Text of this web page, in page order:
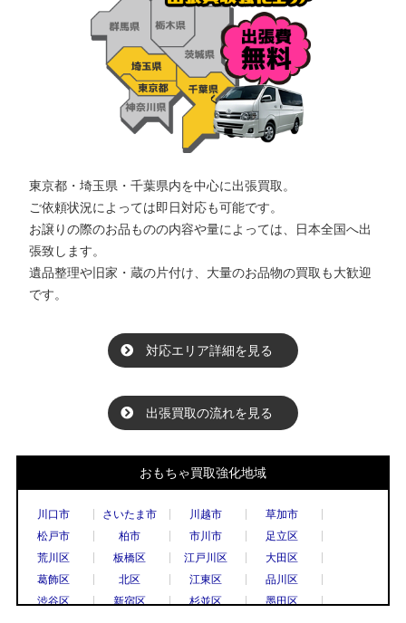
東京都・埼玉県・千葉県内を中心に出張買取。
ご依頼状況によっては即日対応も可能です。
お譲りの際のお品ものの内容や量によっては、日本全国へ出
張致します。
遺品整理や旧家・蔵の片付け、大量のお品物の買取も大歓迎
です。
対応エリア詳細を見る
出張買取の流れを見る
おもちゃ買取強化地域
川口市 さいたま市 川越市
草加市
松戸市
柏市 市川市
足立区
荒川区
板橋区 江戸川区
大田区
葛飾区
北区 江東区
品川区
渋谷区
新宿区 杉並区
墨田区